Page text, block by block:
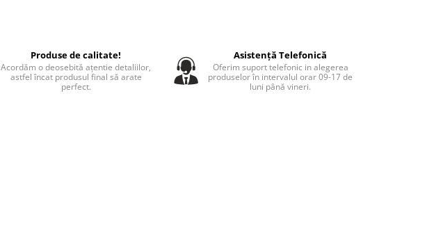
Produse de calitate!
Acordăm o deosebită ațentie detaliilor,
astfel încat produsul final să arate
perfect.
Asistență Telefonică
Oferim suport telefonic in alegerea
produselor în intervalul orar 09-17 de
luni până vineri.